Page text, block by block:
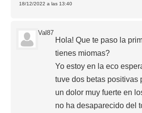
18/12/2022 a las 13:40
Val87
Hola! Que te paso la
tienes miomas?
Yo estoy en la eco
tuve dos betas positivas
un dolor muy fuerte en
no ha desaparecido del